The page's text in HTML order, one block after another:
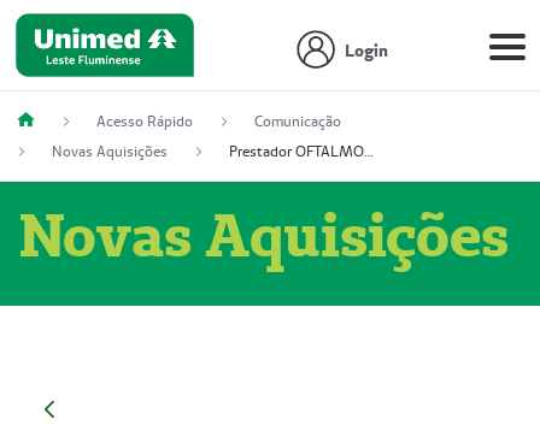
Login
Acesso Rápido
Comunicação
Novas Aquisições
Prestador OFTALMOCLÍNICA SÃO GONÇALO (55004164-2)
Novas Aquisições